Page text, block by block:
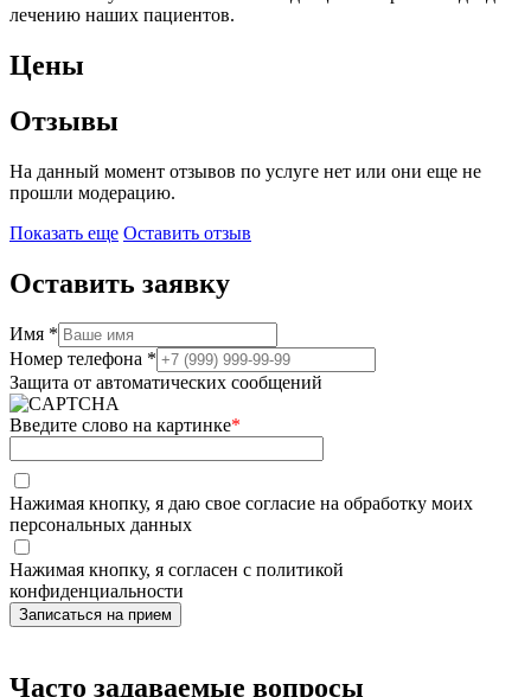
лечению наших пациентов.
Цены
Отзывы
На данный момент отзывов по услуге нет или они еще не
прошли модерацию.
Показать еще Оставить отзыв
Оставить заявку
Имя *
Номер телефона *
Защита от автоматических сообщений
Введите слово на картинке*
Нажимая кнопку, я даю свое согласие на обработку моих
персональных данных
Нажимая кнопку, я согласен с политикой
конфиденциальности
Часто задаваемые вопросы